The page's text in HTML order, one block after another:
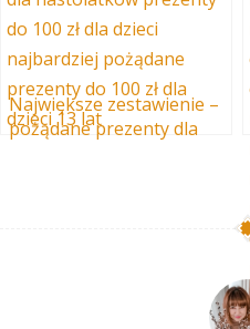
Największe zestawienie –
pożądane prezenty dla